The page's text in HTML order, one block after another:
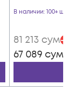
В наличии: 100+ шт
81 213 сум-
67 089 сум